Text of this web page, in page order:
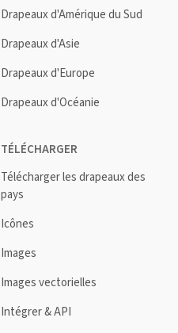
Drapeaux d'Amérique du Sud
Drapeaux d'Asie
Drapeaux d'Europe
Drapeaux d'Océanie
TÉLÉCHARGER
Télécharger les drapeaux des
pays
Icônes
Images
Images vectorielles
Intégrer & API